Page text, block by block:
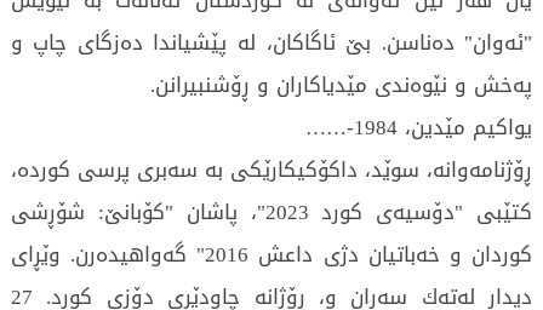
"ئە‌وان" دە‌ناسن. بێ ئاگاكان، لە‌ پێشیاندا دە‌زگای چاپ و
پە‌خش و نێوە‌ندی مێدیاكاران و ڕۆشنبیرانن.
یواكیم مێدین، 1984-……
ڕۆژنامە‌وانە‌، سوێد، داكۆكیكارێكی بە‌ سە‌بری پرسی كوردە‌،
كتێبی "دۆسیە‌ی كورد 2023"، پاشان "كۆبانێ: شۆڕشی
كوردان و خە‌باتیان دژی داعش 2016" گە‌واھیدە‌رن.‌ وێڕای
دیدار لە‌تە‌ك سە‌ران و، ڕۆژانە‌ چاودێری دۆزی كورد. 27